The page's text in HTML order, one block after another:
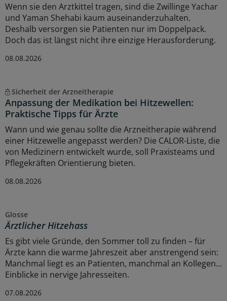
Wenn sie den Arztkittel tragen, sind die Zwillinge Yachar
und Yaman Shehabi kaum auseinanderzuhalten.
Deshalb versorgen sie Patienten nur im Doppelpack.
Doch das ist längst nicht ihre einzige Herausforderung.
08.08.2026
Sicherheit der Arzneitherapie
Anpassung der Medikation bei Hitzewellen:
Praktische Tipps für Ärzte
Wann und wie genau sollte die Arzneitherapie während
einer Hitzewelle angepasst werden? Die CALOR-Liste, die
von Medizinern entwickelt wurde, soll Praxisteams und
Pflegekräften Orientierung bieten.
08.08.2026
Glosse
Ärztlicher Hitzehass
Es gibt viele Gründe, den Sommer toll zu finden – für
Ärzte kann die warme Jahreszeit aber anstrengend sein:
Manchmal liegt es an Patienten, manchmal an Kollegen...
Einblicke in nervige Jahresseiten.
07.08.2026